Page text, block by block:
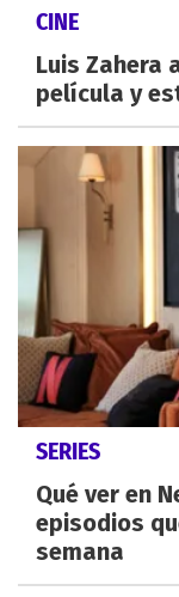
CINE
Luis Zahera
película y
SERIES
Qué ver en
episodios
semana